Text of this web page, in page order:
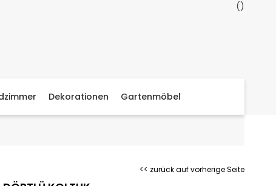
Dekorationen Gartenmöbel
<< zurück auf vorherige Seite